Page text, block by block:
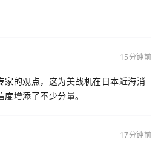
15分钟前
家的观点，这为美战机在日本近海消
增添了不少分量。
17分钟前